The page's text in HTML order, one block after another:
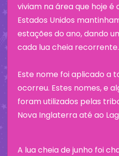
viviam na área que hoje é
Estados Unidos
estações do ano, dando
cada lua cheia recorrente.
Este nome foi aplicado a
ocorreu. Estes nomes, e
foram utilizados pelas
Nova Inglaterra até ao
A lua cheia de junho foi